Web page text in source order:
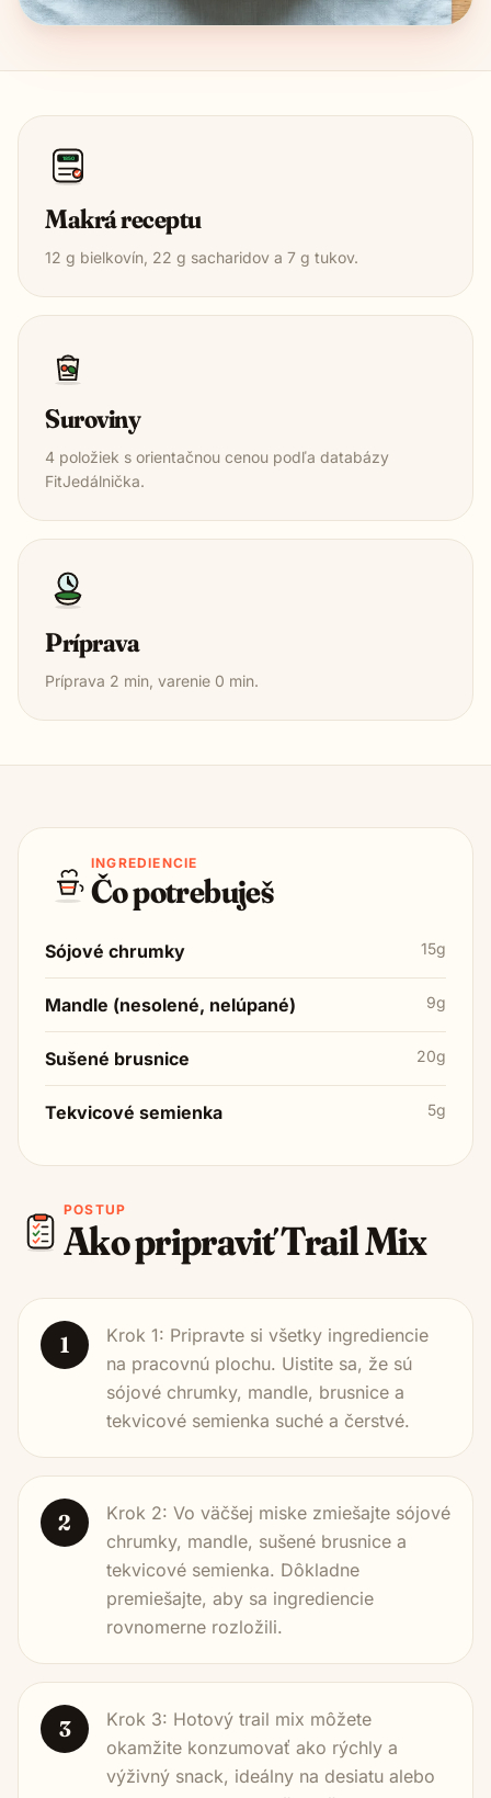
1850
Makrá receptu
12 g bielkovín, 22 g sacharidov a 7 g tukov.
Suroviny
4 položiek s orientačnou cenou podľa databázy
FitJedálnička.
Príprava
Príprava 2 min, varenie 0 min.
INGREDIENCIE
Čo potrebuješ
Sójové chrumky 15g
Mandle (nesolené, nelúpané) 9g
Sušené brusnice 20g
Tekvicové semienka 5g
POSTUP
Ako pripraviťTrail Mix
1
Krok 1: Pripravte si všetky ingrediencie
na pracovnú plochu. Uistite sa, že sú
sójové chrumky, mandle, brusnice a
tekvicové semienka suché a čerstvé.
2
Krok 2: Vo väčšej miske zmiešajte sójové
chrumky, mandle, sušené brusnice a
tekvicové semienka. Dôkladne
premiešajte, aby sa ingrediencie
rovnomerne rozložili.
3
Krok 3: Hotový trail mix môžete
okamžite konzumovať ako rýchly a
výživný snack, ideálny na desiatu alebo